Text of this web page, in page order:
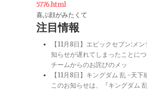
5776.html
喜ぶ顔がみたくて
注目情報
【11月8日】エピックセブン:メ
知らせが遅れてしまったことに
チームからのお詫びのメッ
【11月8日】キングダム 乱 -天
このお知らせは、『キングダム